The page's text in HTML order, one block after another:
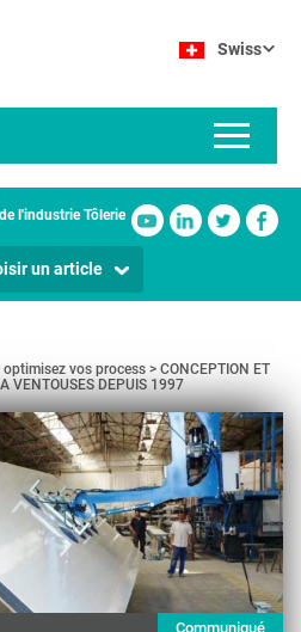
Swiss
l'industrie Tôlerie
un article
optimisez vos process
CONCEPTION ET
VENTOUSES DEPUIS 1997
Communiqué